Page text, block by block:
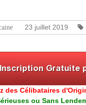
23 juillet 2019
des Célibataires
ou Sans